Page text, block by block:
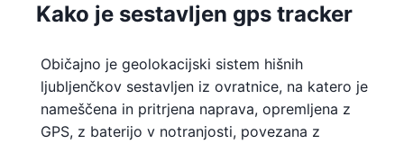
Kako je sestavljen gps tracker
Običajno je geolokacijski sistem hišnih
ljubljenčkov sestavljen iz ovratnice, na katero je
nameščena in pritrjena naprava, opremljena z
GPS, z baterijo v notranjosti, povezana z